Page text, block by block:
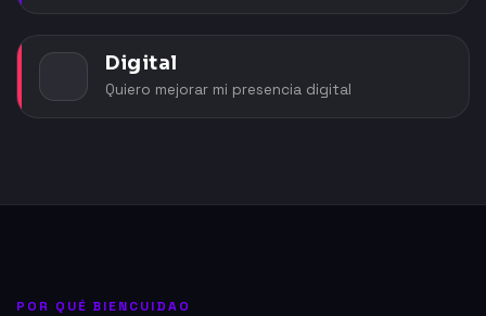
Digital
Quiero mejorar mi presencia digital
POR QUÉ BIENCUIDAO